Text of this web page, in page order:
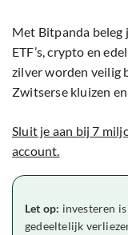
Met Bitpanda beleg
ETF’s, crypto en
zilver worden veilig
Zwitserse kluizen
Sluit je aan bij 7
account.
Let op: investeren
gedeeltelijk